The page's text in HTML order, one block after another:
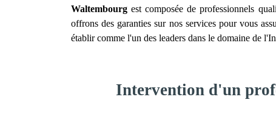
Waltembourg est composée de professionnels
offrons des garanties sur nos services pour vous
établir comme l'un des leaders dans le domaine de
Intervention d'un